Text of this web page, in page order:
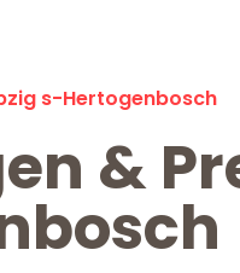
s-Hertogenbosch
&